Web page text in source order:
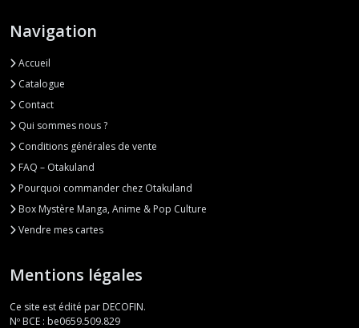
Navigation
Accueil
Catalogue
Contact
Qui sommes nous ?
Conditions générales de vente
FAQ – Otakuland
Pourquoi commander chez Otakuland
Box Mystère Manga, Anime & Pop Culture
Vendre mes cartes
Mentions légales
Ce site est édité par DECOFIN.
Nº BCE : be0659.509.829